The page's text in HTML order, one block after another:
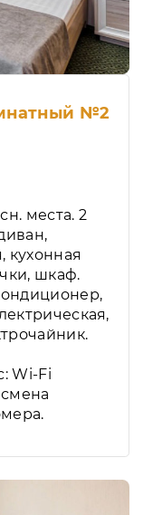
№2
места. 2
кухонная
шкаф.
Wi-Fi